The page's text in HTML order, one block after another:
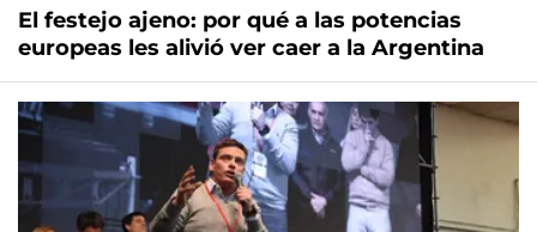
El festejo ajeno: por qué a las potencias
europeas les alivió ver caer a la Argentina